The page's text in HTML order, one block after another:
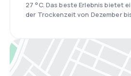
27 °C. Das beste Erlebnis bietet
der Trockenzeit von Dezember